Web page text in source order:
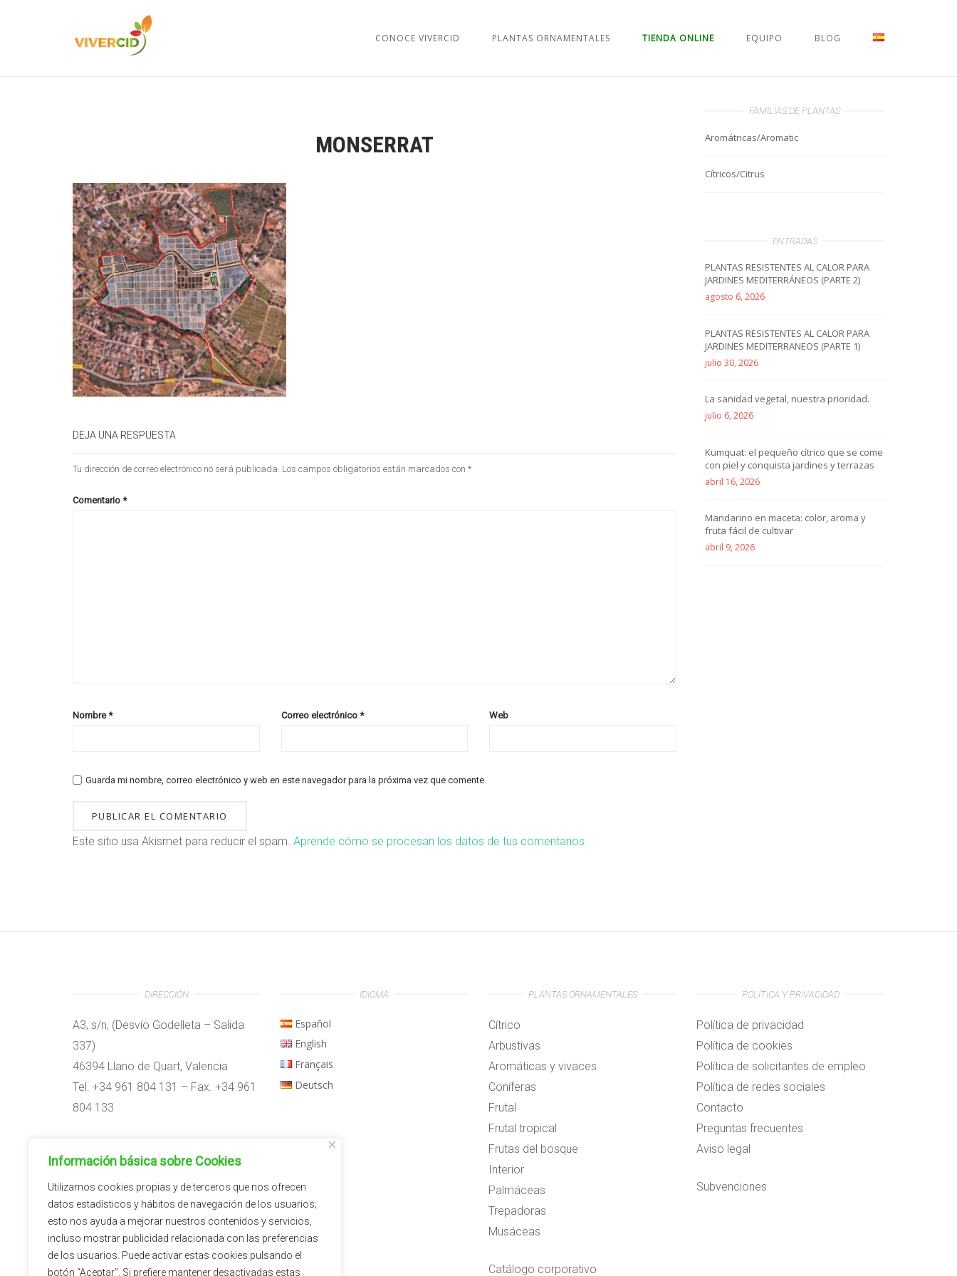
Información básica sobre Cookies
Utilizamos cookies propias y de terceros que nos ofrecen
datos estadísticos y hábitos de navegación de los usuarios;
esto nos ayuda a mejorar nuestros contenidos y servicios,
incluso mostrar publicidad relacionada con las preferencias
de los usuarios. Puede activar estas cookies pulsando el
botón “Aceptar”. Si prefiere mantener desactivadas estas
CONOCE VIVERCID PLANTAS ORNAMENTALES TIENDA ONLINE EQUIPO BLOG
MONSERRAT
DEJA UNA RESPUESTA
Tu dirección de correo electrónico no será publicada. Los campos obligatorios están marcados con *
Comentario *
Nombre* Correo electrónico * Web
Guarda mi nombre, correo electrónico y web en este navegador para la próxima vez que comente.
Este sitio usa Akismet para reducir el spam. Aprende cómo se procesan los datos de tus comentarios.
FAMILIAS DE PLANTAS
Aromátricas/Aromatic
Cítricos/Citrus
ENTRADAS
PLANTAS RESISTENTES AL CALOR PARA
JARDINES MEDITERRÁNEOS (PARTE 2)
agosto 6, 2026
PLANTAS RESISTENTES AL CALOR PARA
JARDINES MEDITERRANEOS (PARTE 1)
julio 30, 2026
La sanidad vegetal, nuestra prioridad.
julio 6, 2026
Kumquat: el pequeño cítrico que se come
con piel y conquista jardines y terrazas
abril 16, 2026
Mandarino en maceta: color, aroma y
fruta fácil de cultivar
abril 9, 2026
DIRECCIÓN
A3, s/n, (Desvío Godelleta – Salida
337)
46394 Llano de Quart, Valencia
Tel. +34 961 804 131 – Fax. +34 961
804 133
09:00h – 14:00h
15:00h – 18:00h
IDIOMA
Español
English
Français
Deutsch
PLANTAS ORNAMENTALES
Cítrico
Arbustivas
Aromáticas y vivaces
Coníferas
Frutal
Frutal tropical
Frutas del bosque
Interior
Palmáceas
Trepadoras
Musáceas
Catálogo corporativo
POLÍTICA Y PRIVACIDAD
Política de privacidad
Política de cookies
Política de solicitantes de empleo
Política de redes sociales
Contacto
Preguntas frecuentes
Aviso legal
Subvenciones